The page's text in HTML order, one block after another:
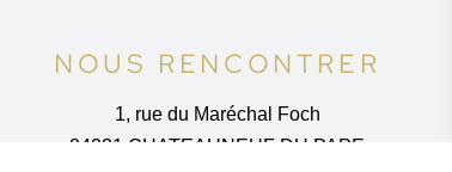
NOUS RENCONTRER
1, rue du Maréchal Foch
84231 CHATEAUNEUF DU PAPE